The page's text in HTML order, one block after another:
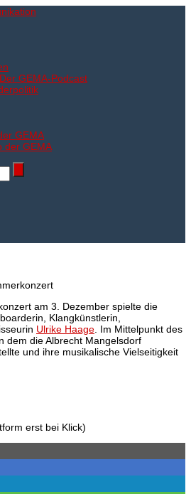
GEMA-Podcast
GEMA
der GEMA
am 3. Dezember spielte die
Klangkünstlerin,
Ulrike Haage . Im Mittelpunkt des
dem die Albrecht Mangelsdorf
und ihre musikalische Vielseitigkeit
erst bei Klick)